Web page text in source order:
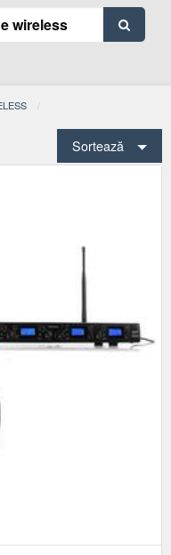
Sortează